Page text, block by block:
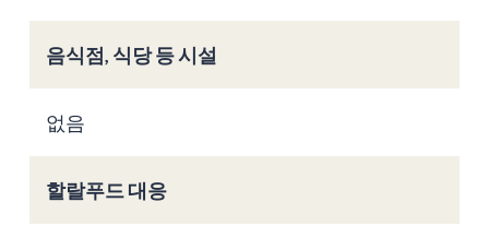
음식점, 식당 등 시설
없음
할랄푸드 대응